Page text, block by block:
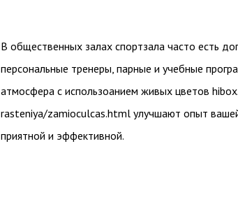
В общественных залах спортзала часто есть
персональные тренеры, парные и учебные
атмосфера с использоанием живых цветов
rasteniya/zamioculcas.html улучшают опыт
приятной и эффективной.